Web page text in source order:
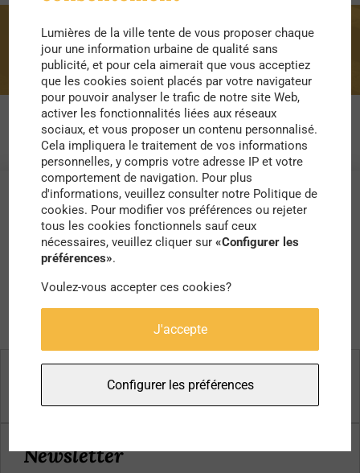
French Touch
Newsletter
Lumières de la ville tente de vous proposer chaque
jour une information urbaine de qualité sans
publicité, et pour cela aimerait que vous acceptiez
que les cookies soient placés par votre navigateur
pour pouvoir analyser le trafic de notre site Web,
activer les fonctionnalités liées aux réseaux
sociaux, et vous proposer un contenu personnalisé.
Cela impliquera le traitement de vos informations
personnelles, y compris votre adresse IP et votre
comportement de navigation. Pour plus
d'informations, veuillez consulter notre Politique de
cookies. Pour modifier vos préférences ou rejeter
tous les cookies fonctionnels sauf ceux
nécessaires, veuillez cliquer sur«Configurer les
préférences».
Voulez-vous accepter ces cookies?
J'accepte
Configurer les préférences